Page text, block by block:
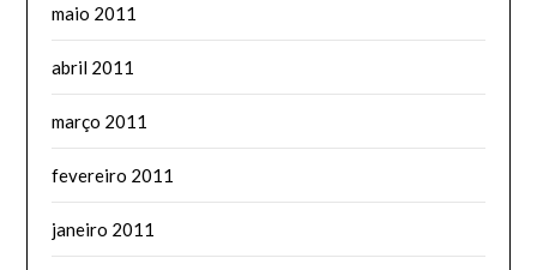
maio 2011
abril 2011
março 2011
fevereiro 2011
janeiro 2011